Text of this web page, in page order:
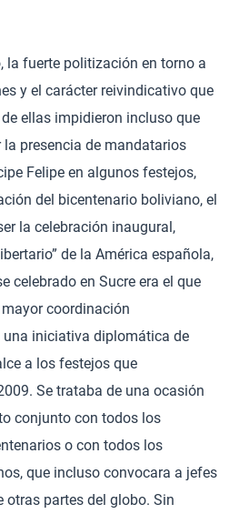
la fuerte politización en torno a
y el carácter reivindicativo que
ellas impidieron incluso que
presencia de mandatarios
Felipe en algunos festejos,
del bicentenario boliviano, el
la celebración inaugural,
de la América española,
celebrado en Sucre era el que
coordinación
iniciativa diplomática de
a los festejos que
Se trataba de una ocasión
conjunto con todos los
o con todos los
que incluso convocara a jefes
otras partes del globo. Sin